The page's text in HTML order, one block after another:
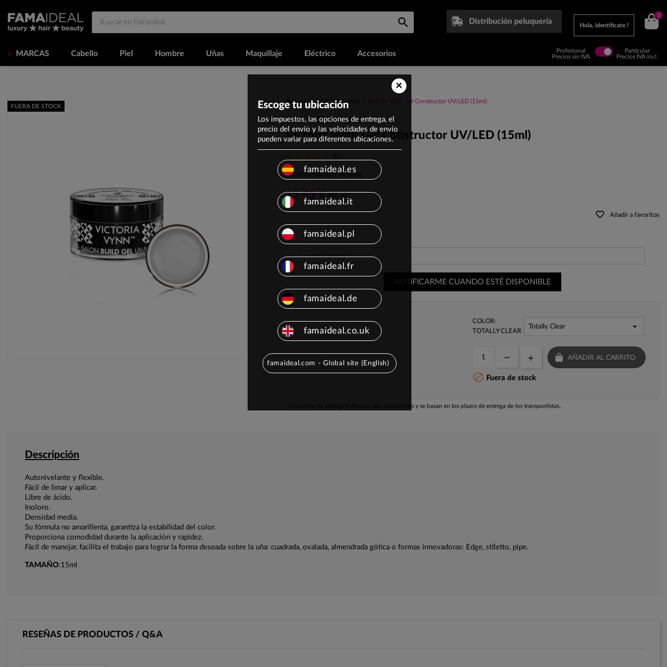
Distribución peluquería
Hola, identificate !
0
MARCAS Cabello Piel Hombre Uñas Maquillaje Eléctrico Accesorios
Profesional
Precios sin IVA
Particular
Precios IVA incl.
FUERA DE STOCK
Inicio Uñas Esmaltes Victoria Vynn Gel Constructor UV/LED (15ml)
Marca: VICTORIA VYNN
Victoria Vynn Gel Constructor UV/LED (15ml)
Autonivelante y flexible.
12,52 €
favorite_border Añadir a favoritos
NOTIFICARME CUANDO ESTÉ DISPONIBLE
COLOR:
TOTALLY CLEAR
AÑADIR AL CARRITO
 Fuera de stock
Los plazos de entrega indicados son orientativos y se basan en los plazos de entrega de los transportistas.
Descripción
Autonivelante y flexible.
Fácil de limar y aplicar.
Libre de ácido.
Inoloro.
Densidad media.
Su fórmula no amarillenta, garantiza la estabilidad del color.
Proporciona comodidad durante la aplicación y rapidez.
Fácil de manejar, facilita el trabajo para lograr la forma deseada sobre la uña: cuadrada, ovalada, almendrada gótica o formas innovadoras: Edge, stiletto, pipe.
TAMAÑO:15ml
RESEÑAS DE PRODUCTOS / Q&A
×
Escoge tu ubicación
Los impuestos, las opciones de entrega, el
precio del envío y las velocidades de envío
pueden variar para diferentes ubicaciones.
famaideal.es
famaideal.it
famaideal.pl
famaideal.fr
famaideal.de
famaideal.co.uk
famaideal.com - Global site (English)